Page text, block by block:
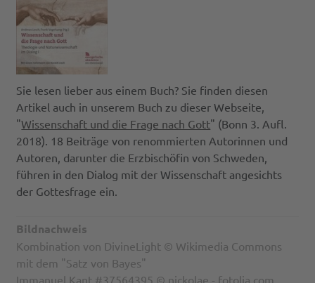
Sie lesen lieber aus einem Buch? Sie finden diesen
Artikel auch in unserem Buch zu dieser Webseite,
"Wissenschaft und die Frage nach Gott" (Bonn 3. Aufl.
2018). 18 Beiträge von renommierten Autorinnen und
Autoren, darunter die Erzbischöfin von Schweden,
führen in den Dialog mit der Wissenschaft angesichts
der Gottesfrage ein.
Bildnachweis
Kombination von DivineLight © Wikimedia Commons
mit dem "Satz von Bayes"
Immanuel Kant #37564395 © nickolae - fotolia.com